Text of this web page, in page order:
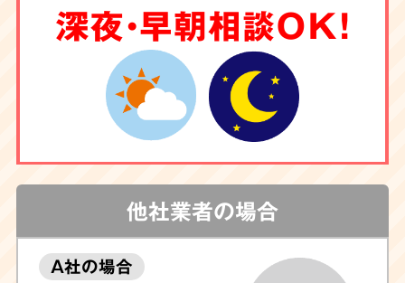
深夜・早朝相談OK！
他社業者の場合
A社の場合